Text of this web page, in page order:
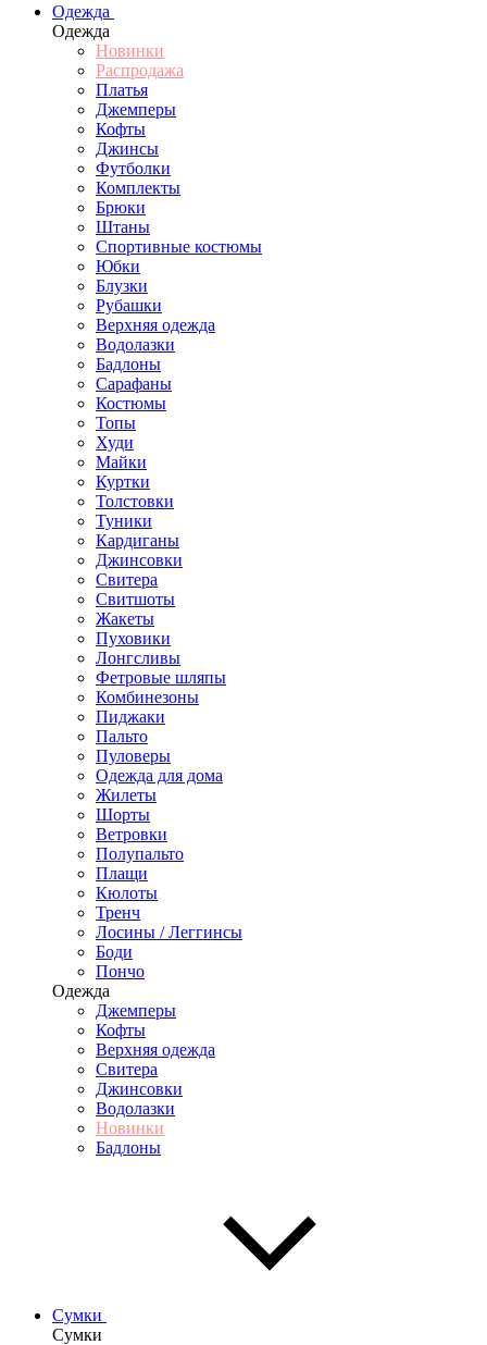
Одежда
Одежда
Новинки
Распродажа
Платья
Джемперы
Кофты
Джинсы
Футболки
Комплекты
Брюки
Штаны
Спортивные костюмы
Юбки
Блузки
Рубашки
Верхняя одежда
Водолазки
Бадлоны
Сарафаны
Костюмы
Топы
Худи
Майки
Куртки
Толстовки
Туники
Кардиганы
Джинсовки
Свитера
Свитшоты
Жакеты
Пуховики
Лонгсливы
Фетровые шляпы
Комбинезоны
Пиджаки
Пальто
Пуловеры
Одежда для дома
Жилеты
Шорты
Ветровки
Полупальто
Плащи
Кюлоты
Тренч
Лосины / Леггинсы
Боди
Пончо
Одежда
Джемперы
Кофты
Верхняя одежда
Свитера
Джинсовки
Водолазки
Новинки
Бадлоны
Сумки
Сумки